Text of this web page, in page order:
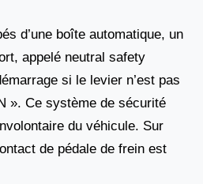
d’une boîte automatique, un
appelé neutral safety
si le levier n’est pas
». Ce système de sécurité
du véhicule. Sur
de pédale de frein est